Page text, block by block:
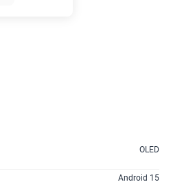
OLED
Android 15